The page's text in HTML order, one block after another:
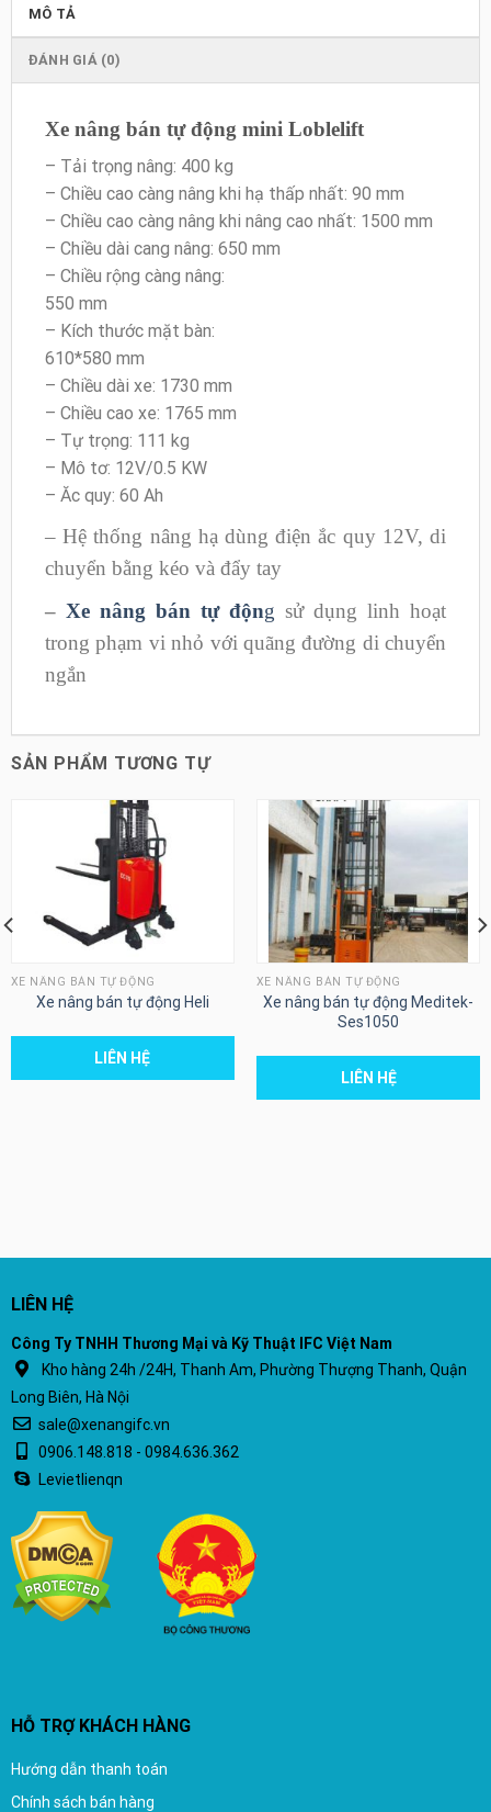
MÔ TẢ
ĐÁNH GIÁ (0)
Xe nâng bán tự động mini Loblelift
– Tải trọng nâng: 400 kg
– Chiều cao càng nâng khi hạ thấp nhất: 90 mm
– Chiều cao càng nâng khi nâng cao nhất: 1500 mm
– Chiều dài cang nâng: 650 mm
– Chiều rộng càng nâng:
550 mm
– Kích thước mặt bàn:
610*580 mm
– Chiều dài xe: 1730 mm
– Chiều cao xe: 1765 mm
– Tự trọng: 111 kg
– Mô tơ: 12V/0.5 KW
– Ăc quy: 60 Ah
– Hệ thống nâng hạ dùng điện ắc quy 12V, di
chuyển bằng kéo và đẩy tay
– Xe nâng bán tự động sử dụng linh hoạt
trong phạm vi nhỏ với quãng đường di chuyển
ngắn
SẢN PHẨM TƯƠNG TỰ
XE NÂNG BÁN TỰ ĐỘNG
Xe nâng bán tự động Heli
LIÊN HỆ
XE NÂNG BÁN TỰ ĐỘNG
Xe nâng bán tự động Meditek-
Ses1050
LIÊN HỆ
LIÊN HỆ
Công Ty TNHH Thương Mại và Kỹ Thuật IFC Việt Nam
Kho hàng 24h /24H, Thanh Am, Phường Thượng Thanh, Quận
Long Biên, Hà Nội
sale@xenangifc.vn
0906.148.818 - 0984.636.362
Levietlienqn
HỖ TRỢ KHÁCH HÀNG
Hướng dẫn thanh toán
Chính sách bán hàng